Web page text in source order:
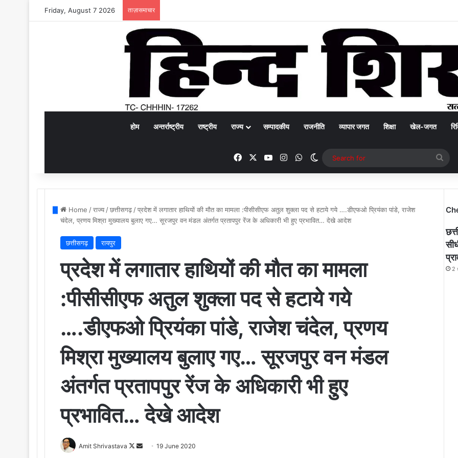
Friday, August 7 2026 ताज़ासमाचार
होम अन्तर्राष्ट्रीय राष्ट्रीय राज्य सम्पादकीय राजनीति व्यापार जगत शिक्षा खेल-जगत
FacebookYouTubeInstagramWhatsApp
Switch skin
for
Home /राज्य/छत्तीसगढ़/प्रदेश में लगातार हाथियों की मौत का मामला :पीसीसीएफ अतुल शुक्ला पद से हटाये गये ….डीएफओ प्रियंका पांडे, राजेश
चंदेल, प्रणय मिश्रा मुख्यालय बुलाए गए… सूरजपुर वन मंडल अंतर्गत प्रतापपुर रेंज के अधिकारी भी हुए प्रभावित… देखे आदेश
छत्तीसगढ़ रायपुर
प्रदेश में लगातार हाथियों की मौत का मामला
:पीसीसीएफ अतुल शुक्ला पद से हटाये गये
….डीएफओ प्रियंका पांडे, राजेश चंदेल, प्रणय
मिश्रा मुख्यालय बुलाए गए… सूरजपुर वन मंडल
अंतर्गत प्रतापपुर रेंज के अधिकारी भी हुए
प्रभावित… देखे आदेश
Amit Shrivastava
F
19 June 2020
2